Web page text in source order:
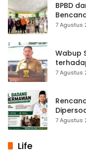
BPBD
7 Agustus
Wabup
Terlibat
7 Agustus
7 Agustus
Life